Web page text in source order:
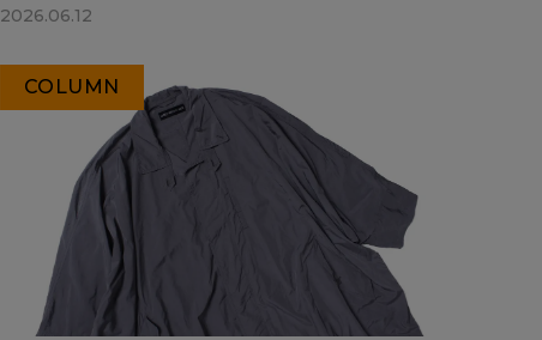
2026.06.12
COLUMN